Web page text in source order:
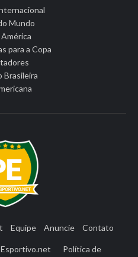
Mundo
para a Copa
Brasileira
Equipe Anuncie Contato
Política de